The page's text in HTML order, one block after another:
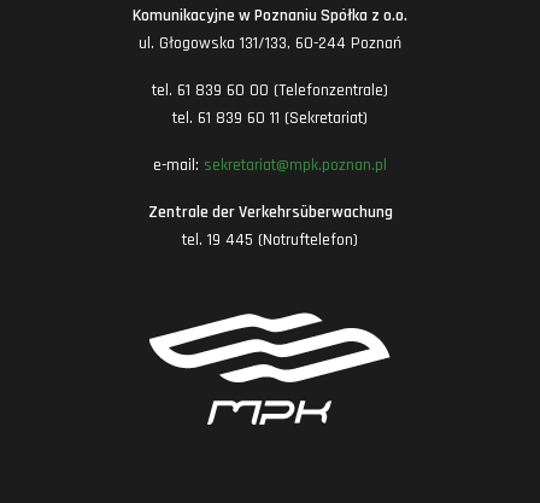
Komunikacyjne w Poznaniu Spółka z o.o.
ul. Głogowska 131/133, 60-244 Poznań
tel. 61 839 60 00 (Telefonzentrale)
tel. 61 839 60 11 (Sekretariat)
e-mail: sekretariat@mpk.poznan.pl
Zentrale der Verkehrsüberwachung
tel. 19 445 (Notruftelefon)